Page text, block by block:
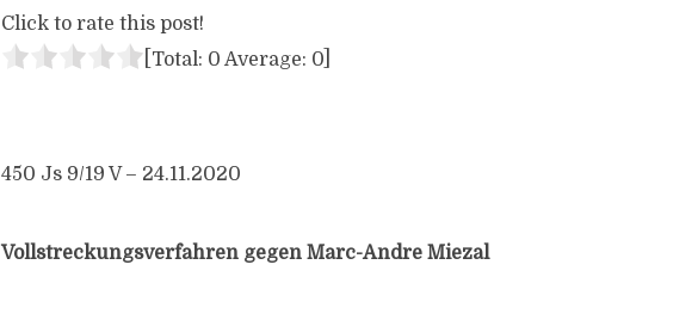
Click to rate this post!
[Total: 0 Average: 0
450 Js 9/19 V – 24.11.2020
Vollstreckungsverfahren gegen Marc-Andre Miezal